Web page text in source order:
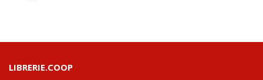
LIBRERIE.COOP